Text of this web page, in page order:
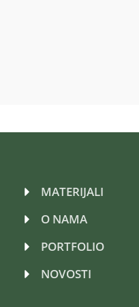
MATERIJALI
O NAMA
PORTFOLIO
NOVOSTI